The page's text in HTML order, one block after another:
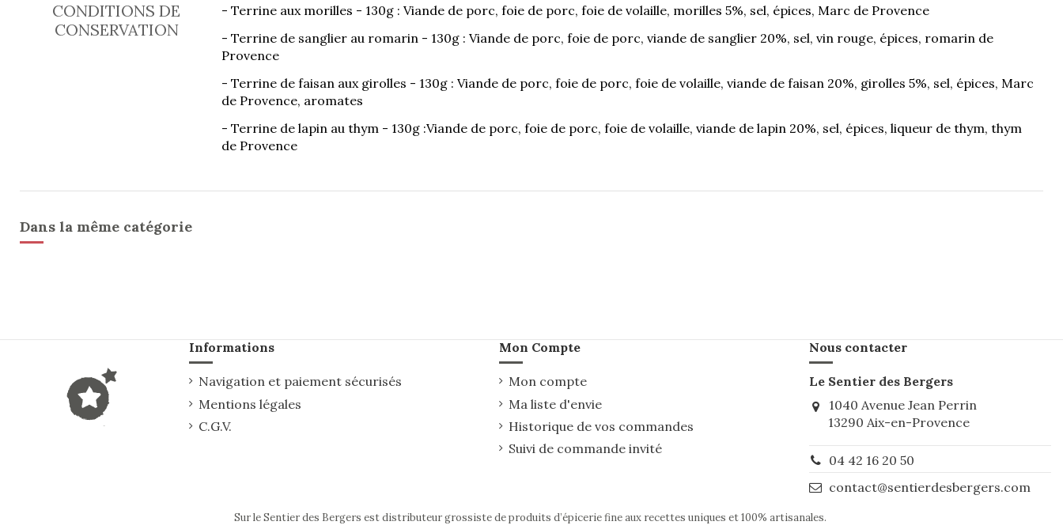
CONDITIONS DE
CONSERVATION
- Terrine aux morilles - 130g : Viande de porc, foie de porc, foie de volaille, morilles 5%, sel, épices, Marc de Provence
- Terrine de sanglier au romarin - 130g : Viande de porc, foie de porc, viande de sanglier 20%, sel, vin rouge, épices, romarin de
Provence
- Terrine de faisan aux girolles - 130g : Viande de porc, foie de porc, foie de volaille, viande de faisan 20%, girolles 5%, sel, épices, Marc
de Provence, aromates
- Terrine de lapin au thym - 130g :Viande de porc, foie de porc, foie de volaille, viande de lapin 20%, sel, épices, liqueur de thym, thym
de Provence
Dans la même catégorie
Informations
Navigation et paiement sécurisés
Mentions légales
C.G.V.
Mon Compte
Mon compte
Ma liste d'envie
Historique de vos commandes
Suivi de commande invité
Nous contacter
Le Sentier des Bergers
1040 Avenue Jean Perrin
13290 Aix-en-Provence
04 42 16 20 50
contact@sentierdesbergers.com
Sur le Sentier des Bergers est distributeur grossiste de produits d’épicerie fine aux recettes uniques et 100% artisanales.